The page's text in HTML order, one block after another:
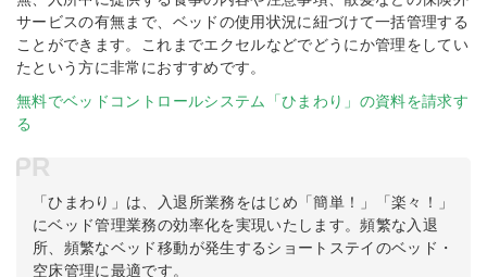
サービスの有無まで、ベッドの使用状況に紐づけて一括管理する
ことができます。これまでエクセルなどでどうにか管理をしてい
たという方に非常におすすめです。
無料でベッドコントロールシステム「ひまわり」の資料を請求す
る
PR
「ひまわり」は、入退所業務をはじめ「簡単！」「楽々！」
にベッド管理業務の効率化を実現いたします。頻繁な入退
所、頻繁なベッド移動が発生するショートステイのベッド・
空床管理に最適です。